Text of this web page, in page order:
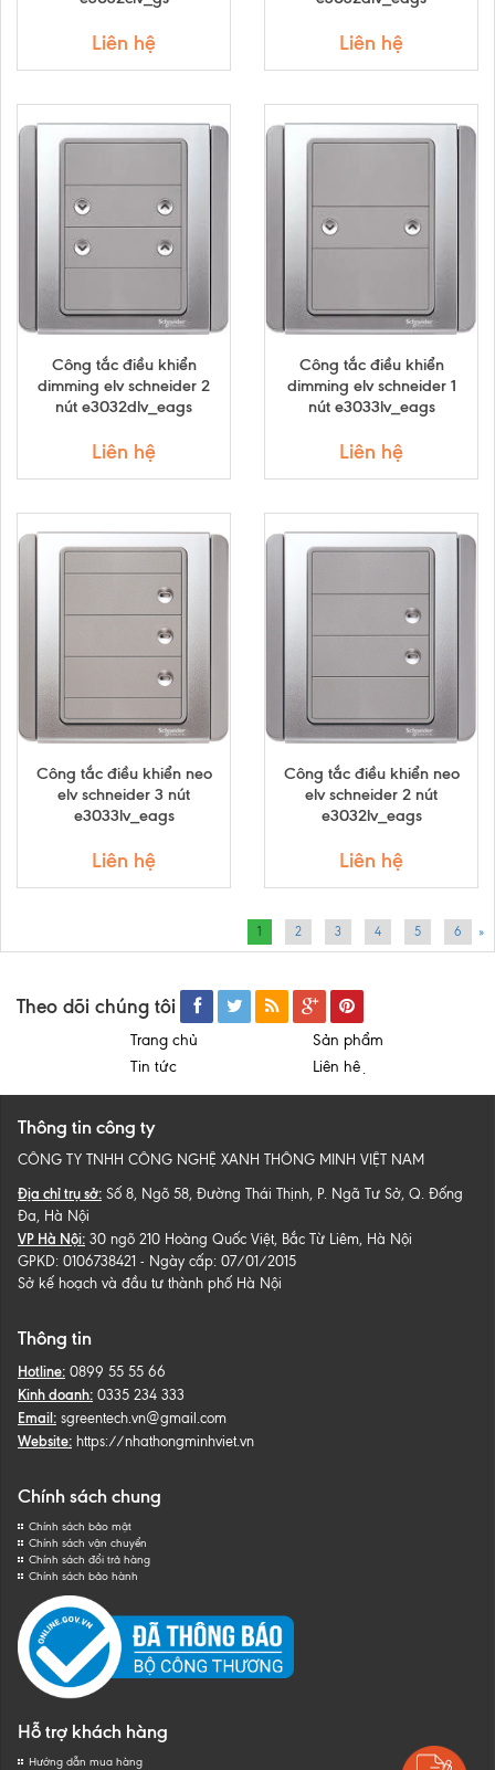
Liên hệ Liên hệ
Công tắc điều khiển
dimming elv schneider 2
nút e3032dlv_eags
Liên hệ
Công tắc điều khiển
dimming elv schneider 1
nút e3033lv_eags
Liên hệ
Công tắc điều khiển neo
elv schneider 3 nút
e3033lv_eags
Liên hệ
Công tắc điều khiển neo
elv schneider 2 nút
e3032lv_eags
Liên hệ
1 2 3 4 5 6 »
Theo dõi chúng tôi
Trang chủ
Sản phẩm
Tin tức
Liên hệ
Thông tin công ty
CÔNG TY TNHH CÔNG NGHỆ XANH THÔNG MINH VIỆT NAM
Địa chỉ trụ sở: Số 8, Ngõ 58, Đường Thái Thịnh, P. Ngã Tư Sở, Q. Đống
Đa, Hà Nội
VP Hà Nội: 30 ngõ 210 Hoàng Quốc Việt, Bắc Từ Liêm, Hà Nội
GPKD: 0106738421 - Ngày cấp: 07/01/2015
Sở kế hoạch và đầu tư thành phố Hà Nội
Thông tin
Hotline: 0899 55 55 66
Kinh doanh: 0335 234 333
Email: sgreentech.vn@gmail.com
Website: https://nhathongminhviet.vn
Chính sách chung
Chính sách bảo mật
Chính sách vận chuyển
Chính sách đổi trả hàng
Chính sách bảo hành
Hỗ trợ khách hàng
Hướng dẫn mua hàng